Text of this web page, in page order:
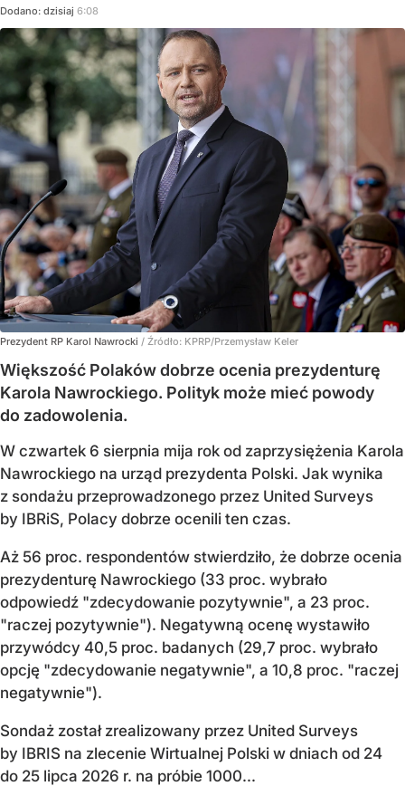
Dodano: dzisiaj 6:08
Prezydent RP Karol Nawrocki / Źródło: KPRP/Przemysław Keler
Większość Polaków dobrze ocenia prezydenturę
Karola Nawrockiego. Polityk może mieć powody
do zadowolenia.
W czwartek 6 sierpnia mija rok od zaprzysiężenia Karola
Nawrockiego na urząd prezydenta Polski. Jak wynika
z sondażu przeprowadzonego przez United Surveys
by IBRiS, Polacy dobrze ocenili ten czas.
Aż 56 proc. respondentów stwierdziło, że dobrze ocenia
prezydenturę Nawrockiego (33 proc. wybrało
odpowiedź "zdecydowanie pozytywnie", a 23 proc.
"raczej pozytywnie"). Negatywną ocenę wystawiło
przywódcy 40,5 proc. badanych (29,7 proc. wybrało
opcję "zdecydowanie negatywnie", a 10,8 proc. "raczej
negatywnie").
Sondaż został zrealizowany przez United Surveys
by IBRIS na zlecenie Wirtualnej Polski w dniach od 24
do 25 lipca 2026 r. na próbie 1000...